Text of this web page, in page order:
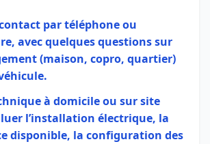
par téléphone ou
avec quelques questions sur
(maison, copro, quartier)
à domicile ou sur site
l’installation électrique, la
disponible, la configuration des